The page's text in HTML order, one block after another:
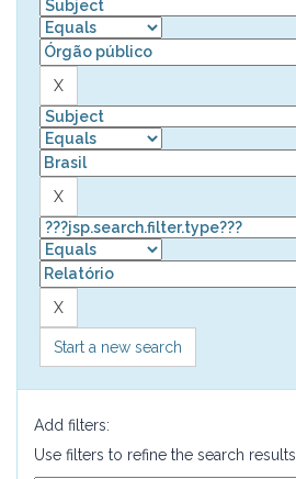
Start a new search
Add filters:
Use filters to refine the search results.